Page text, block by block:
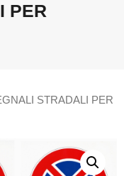
PER
STRADALI PER